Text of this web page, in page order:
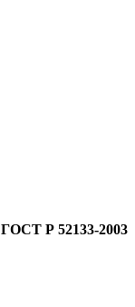
ГОСТ Р 52133-2003